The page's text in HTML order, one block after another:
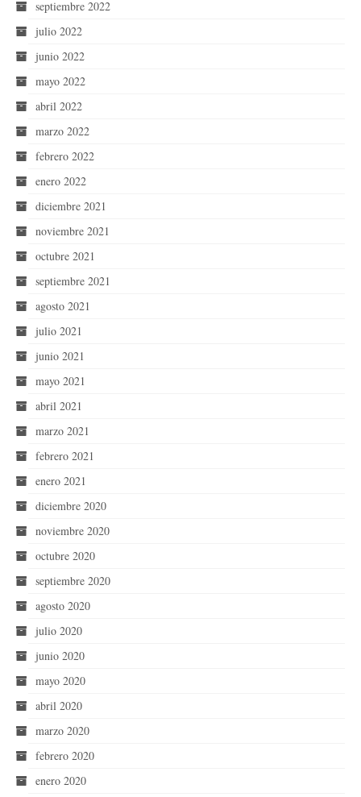
septiembre 2022
julio 2022
junio 2022
mayo 2022
abril 2022
marzo 2022
febrero 2022
enero 2022
diciembre 2021
noviembre 2021
octubre 2021
septiembre 2021
agosto 2021
julio 2021
junio 2021
mayo 2021
abril 2021
marzo 2021
febrero 2021
enero 2021
diciembre 2020
noviembre 2020
octubre 2020
septiembre 2020
agosto 2020
julio 2020
junio 2020
mayo 2020
abril 2020
marzo 2020
febrero 2020
enero 2020